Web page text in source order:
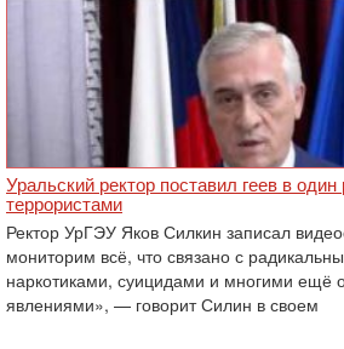
Уральский ректор поставил геев в
террористами
Ректор УрГЭУ Яков Силкин записал
мониторим всё, что связано с
наркотиками, суицидами и многими ещё
явлениями», — говорит Силин в своем